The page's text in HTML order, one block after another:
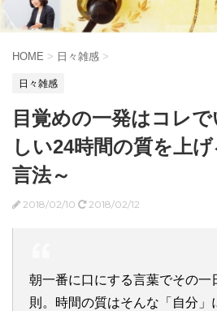
HOME > 日々雑感 >
日々雑感
目覚めの一発はコレ
しい24時間の質を上
言法～
2018/02/10 2018/02/12
朝一番に口にする言葉でその一
則。時間の質はそんな「自分」